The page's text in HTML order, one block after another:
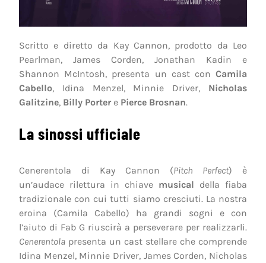
Scritto e diretto da Kay Cannon, prodotto da Leo
Pearlman, James Corden, Jonathan Kadin e
Shannon McIntosh, presenta un cast con Camila
Cabello, Idina Menzel, Minnie Driver, Nicholas
Galitzine, Billy Porter e Pierce Brosnan.
La sinossi ufficiale
Cenerentola di Kay Cannon (Pitch Perfect) è
un’audace rilettura in chiave musical della fiaba
tradizionale con cui tutti siamo cresciuti. La nostra
eroina (Camila Cabello) ha grandi sogni e con
l’aiuto di Fab G riuscirà a perseverare per realizzarli.
Cenerentola presenta un cast stellare che comprende
Idina Menzel, Minnie Driver, James Corden, Nicholas